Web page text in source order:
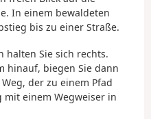
In einem bewaldeten
bis zu einer Straße.
halten Sie sich rechts.
hinauf, biegen Sie dann
der zu einem Pfad
mit einem Wegweiser in